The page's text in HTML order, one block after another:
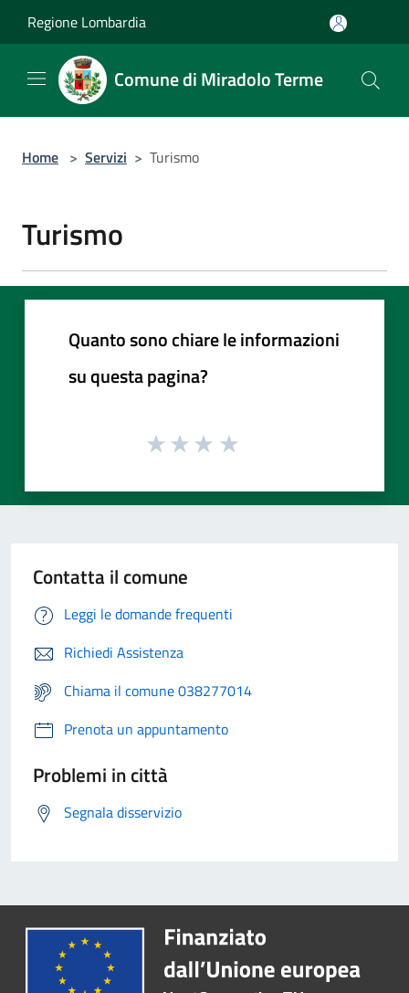
Regione Lombardia
Comune di Miradolo Terme
Home > Servizi > Turismo
Turismo
Quanto sono chiare le informazioni
su questa pagina?
Contatta il comune
Leggi le domande frequenti
Richiedi Assistenza
Chiama il comune 038277014
Prenota un appuntamento
Problemi in città
Segnala disservizio